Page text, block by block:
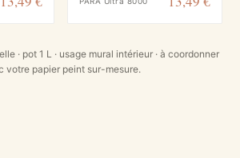
· pot 1 L · usage mural intérieur · à coordonner
votre papier peint sur-mesure.